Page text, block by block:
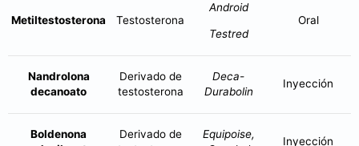
Metiltestosterona Testosterona
Android
Testred
Oral
Nandrolona
decanoato
Derivado de
testosterona
Deca-
Durabolin
Inyección
Boldenona
Derivado de
Equipoise,
Inyección